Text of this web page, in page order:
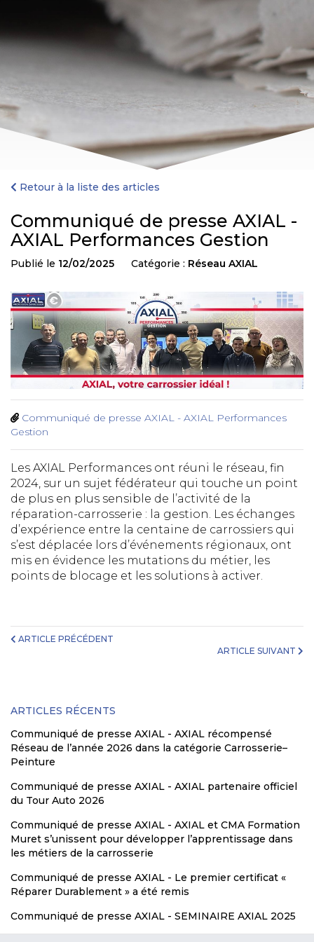
Retour à la liste des articles
Communiqué de presse AXIAL -
AXIAL Performances Gestion
Publié le 12/02/2025 Catégorie : Réseau AXIAL
Communiqué de presse AXIAL - AXIAL Performances
Gestion
Les AXIAL Performances ont réuni le réseau, fin
2024, sur un sujet fédérateur qui touche un point
de plus en plus sensible de l’activité de la
réparation-carrosserie : la gestion. Les échanges
d’expérience entre la centaine de carrossiers qui
s’est déplacée lors d’événements régionaux, ont
mis en évidence les mutations du métier, les
points de blocage et les solutions à activer.
ARTICLE PRÉCÉDENT
ARTICLE SUIVANT
ARTICLES RÉCENTS
Communiqué de presse AXIAL - AXIAL récompensé
Réseau de l’année 2026 dans la catégorie Carrosserie–
Peinture
Communiqué de presse AXIAL - AXIAL partenaire officiel
du Tour Auto 2026
Communiqué de presse AXIAL - AXIAL et CMA Formation
Muret s’unissent pour développer l’apprentissage dans
les métiers de la carrosserie
Communiqué de presse AXIAL - Le premier certificat «
Réparer Durablement » a été remis
Communiqué de presse AXIAL - SEMINAIRE AXIAL 2025